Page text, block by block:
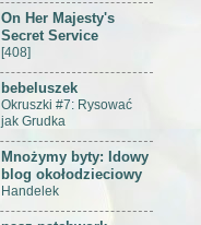
On Her Majesty's
Secret Service
[408]
bebeluszek
Okruszki #7: Rysować
jak Grudka
Mnożymy byty: Idowy
blog okołodzieciowy
Handelek